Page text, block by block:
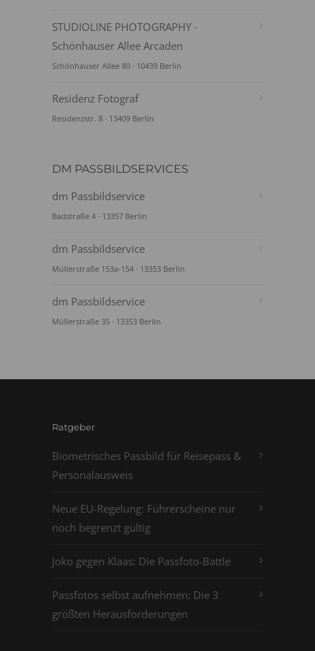
STUDIOLINE PHOTOGRAPHY ·
Schönhauser Allee Arcaden
Schönhauser Allee 80 · 10439 Berlin
Residenz Fotograf
Residenzstr. 8 · 13409 Berlin
DM PASSBILDSERVICES
dm Passbildservice
Badstraße 4 · 13357 Berlin
dm Passbildservice
Müllerstraße 153a-154 · 13353 Berlin
dm Passbildservice
Müllerstraße 35 · 13353 Berlin
Ratgeber
Biometrisches Passbild für Reisepass &
Personalausweis
Neue EU-Regelung: Führerscheine nur
noch begrenzt gültig
Joko gegen Klaas: Die Passfoto-Battle
Passfotos selbst aufnehmen: Die 3
größten Herausforderungen